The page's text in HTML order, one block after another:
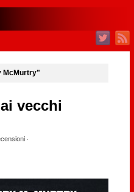
McMurtry"
vecchi
·